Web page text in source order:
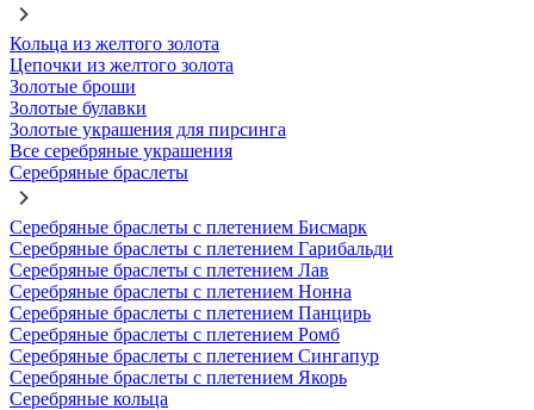
Кольца из желтого золота
Цепочки из желтого золота
Золотые броши
Золотые булавки
Золотые украшения для пирсинга
Все серебряные украшения
Серебряные браслеты
Серебряные браслеты с плетением Бисмарк
Серебряные браслеты с плетением Гарибальди
Серебряные браслеты с плетением Лав
Серебряные браслеты с плетением Нонна
Серебряные браслеты с плетением Панцирь
Серебряные браслеты с плетением Ромб
Серебряные браслеты с плетением Сингапур
Серебряные браслеты с плетением Якорь
Серебряные кольца